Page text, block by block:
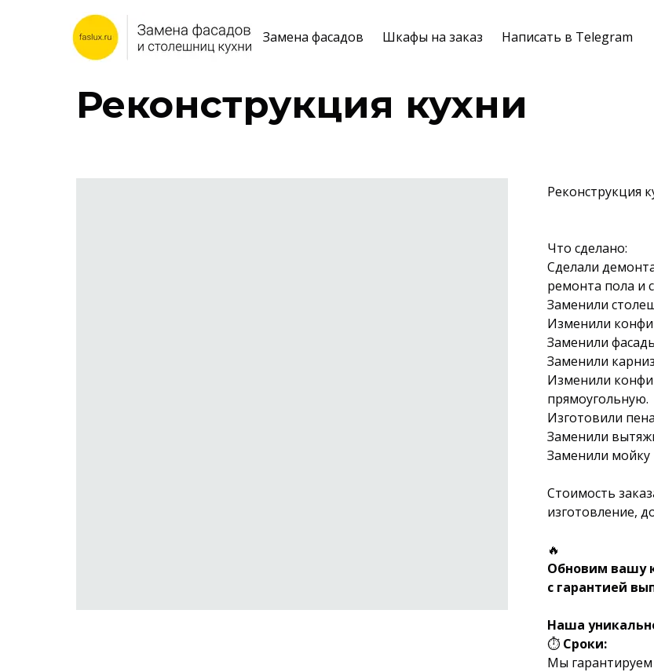
Замена фасадов Шкафы на заказ Написать в Telegram
Реконструкция кухни
Реконструкция
Что сделано:
Сделали
ремонта пола и
Заменили
Изменили
Заменили
Заменили
Изменили
прямоугольную.
Изготовили
Заменили
Заменили мойку
Стоимость
изготовление,
🔥
Обновим вашу
с гарантией
Наша
⏱ Сроки:
Мы гарантируем